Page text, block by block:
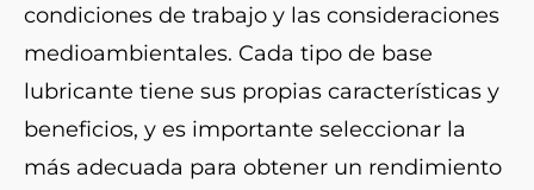
condiciones de trabajo y las consideraciones
medioambientales. Cada tipo de base
lubricante tiene sus propias características y
beneficios, y es importante seleccionar la
más adecuada para obtener un rendimiento